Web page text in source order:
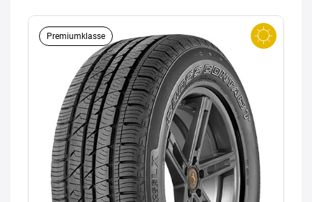
Premiumklasse